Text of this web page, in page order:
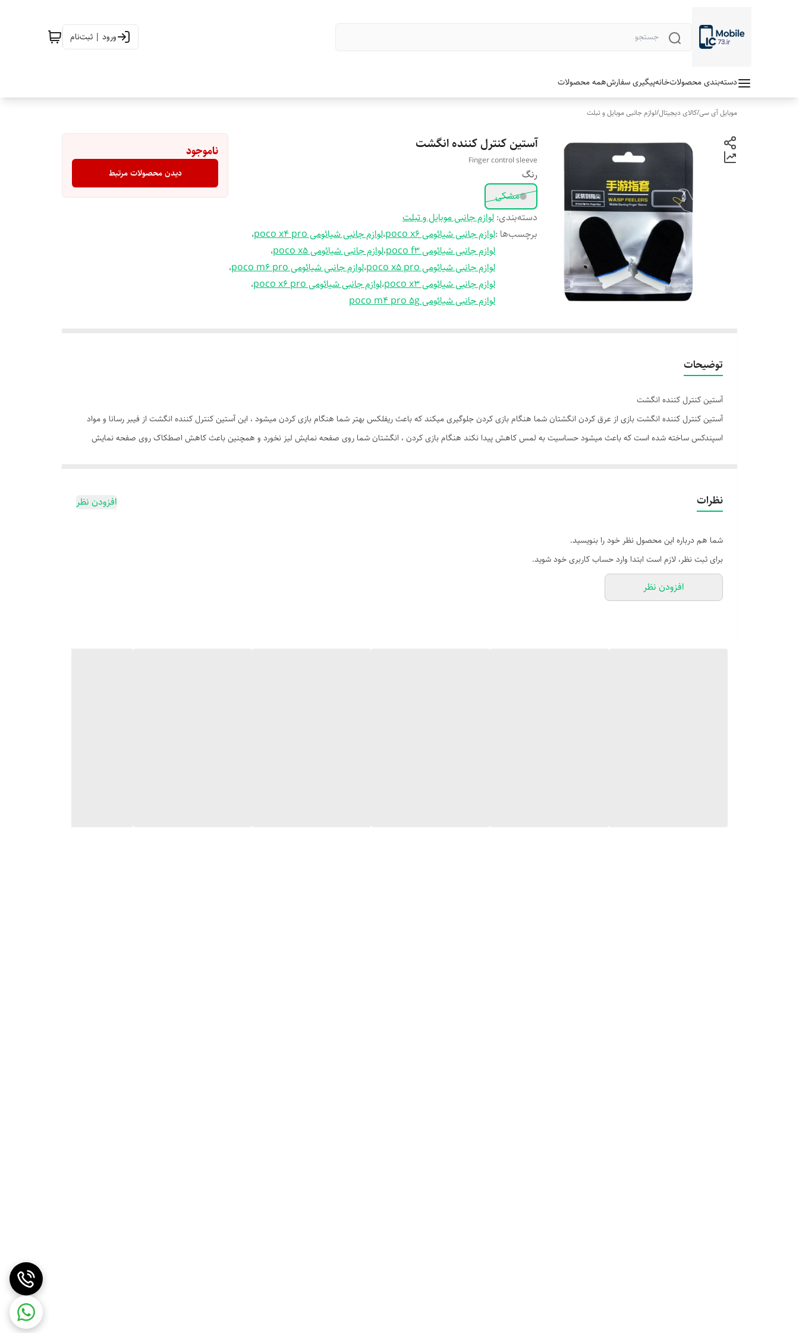
ورود | ثبت‌نام
دسته‌بندی محصولاتخانهپیگیری سفارشهمه محصولات
موبایل آی سی/کالای دیجیتال/لوازم جانبی موبایل و تبلت
آستین کنترل کننده انگشت
Finger control sleeve
رنگ
مشکی
دسته‌بندی: لوازم جانبی موبایل و تبلت
برچسب‌ها :لوازم جانبی شیائومی poco x6 ،لوازم جانبی شیائومی poco x4 pro
،
لوازم جانبی شیائومی poco f3
،لوازم جانبی شیائومی poco x5
،
لوازم جانبی شیائومی poco x5 pro
،لوازم جانبی شیائومی poco m6 pro
،
لوازم جانبی شیائومی poco x3
،لوازم جانبی شیائومی poco x6 pro
،
لوازم جانبی شیائومی poco m4 pro 5g
ناموجود
دیدن محصولات مرتبط
توضیحات
آستین کنترل کننده انگشت
آستین کنترل کننده انگشت بازی از عرق کردن انگشتان شما هنگام بازی کردن جلوگیری میکند که باعث ریفلکس بهتر شما هنگام بازی کردن میشود ، این آستین کنترل کننده انگشت از فیبر رسانا و مواد
اسپندکس ساخته شده است که باعث میشود حساسیت به لمس کاهش پیدا نکند هنگام بازی کردن ، انگشتان شما روی صفحه نمایش لیز نخورد و همچنین باعث کاهش اصطکاک روی صفحه نمایش
کیفیت خوب و کاربردی
عملکرد عالی در بازی‌های موبایلی
نظرات افزودن نظر
شما هم درباره این محصول نظر خود را بنویسید.
برای ثبت نظر، لازم است ابتدا وارد حساب کاربری خود شوید.
افزودن نظر